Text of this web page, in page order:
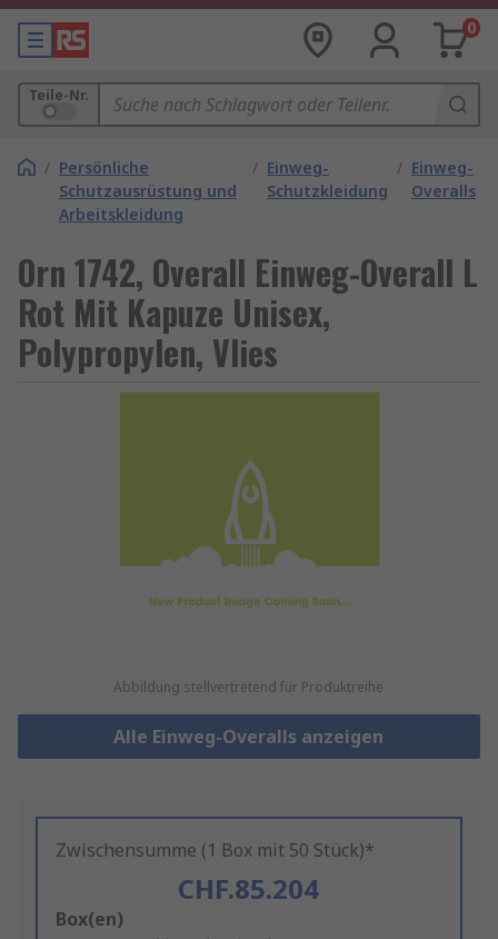
0
Teile-Nr.
/ Persönliche
Schutzausrüstung und
Arbeitskleidung
/ Einweg-
Schutzkleidung
/ Einweg-
Overalls
Orn 1742, Overall Einweg-Overall L
Rot Mit Kapuze Unisex,
Polypropylen, Vlies
Abbildung stellvertretend für Produktreihe
Alle Einweg-Overalls anzeigen
Zwischensumme (1 Box mit 50 Stück)*
CHF.85.204
Add
Box(en)